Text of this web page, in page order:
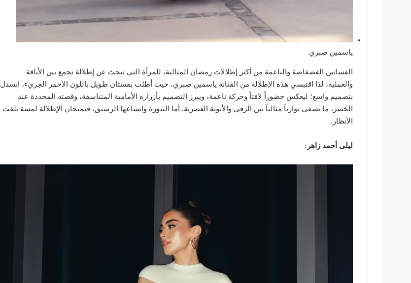
ياسمين صبري
الفساتين الفضفاضة والناعمة من أكثر إطلالات رمضان المثالية، للمرأة التي تبحث عن إطلالة تجمع بين الأناقة
والعملية، لذا اقتبسي هذه الإطلالة من الفنانة ياسمين صبري، حيث أطلت بفستان طويل باللون الأحمر الجريء، انسدل
بتصميم واسع؛ ليعكس حضوراً لافتاً وحركة ناعمة، ويبرز التصميم بأزراره الأمامية المتناسقة، وقصته المحددة عند
الخصر، ما يضفي توازناً مثالياً بين الرقي والأنوثة العصرية. أما التنورة واتساعها الرشيق، فيمنحان الإطلالة لمسة تلفت
الأنظار.
ليلى أحمد زاهر: